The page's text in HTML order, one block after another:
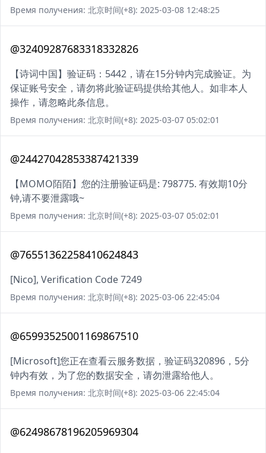
Время получения: 北京时间(+8): 2025-03-08 12:48:25
@32409287683318332826
【诗词中国】验证码：5442，请在15分钟内完成验证。为
保证账号安全，请勿将此验证码提供给其他人。如非本人
操作，请忽略此条信息。
Время получения: 北京时间(+8): 2025-03-07 05:02:01
@24427042853387421339
【MOMO陌陌】您的注册验证码是: 798775. 有效期10分
钟,请不要泄露哦~
Время получения: 北京时间(+8): 2025-03-07 05:02:01
@76551362258410624843
[Nico], Verification Code 7249
Время получения: 北京时间(+8): 2025-03-06 22:45:04
@65993525001169867510
[Microsoft]您正在查看云服务数据，验证码320896，5分
钟内有效，为了您的数据安全，请勿泄露给他人。
Время получения: 北京时间(+8): 2025-03-06 22:45:04
@62498678196205969304